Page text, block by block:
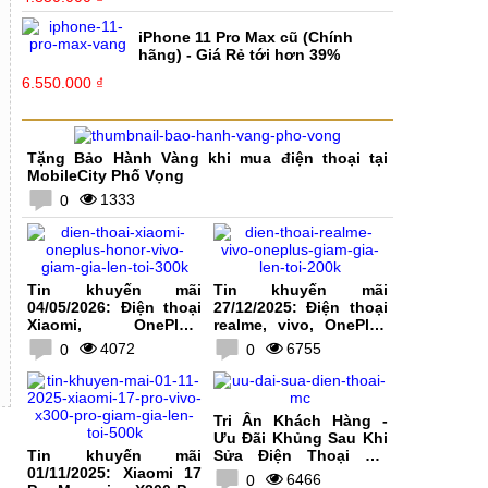
iPhone 11 Pro Max cũ (Chính
hãng) - Giá Rẻ tới hơn 39%
6.550.000 ₫
Tặng Bảo Hành Vàng khi mua điện thoại tại
MobileCity Phố Vọng
0
1333
Tin khuyến mãi
04/05/2026: Điện thoại
Xiaomi, OnePlus,
HONOR, vivo giảm giá
lên tới 300K
0 4072
Tin khuyến mãi
27/12/2025: Điện thoại
realme, vivo, OnePlus
giảm giá lên tới 200K
0 6755
Tin khuyến mãi
01/11/2025: Xiaomi 17
Tri Ân Khách Hàng -
Ưu Đãi Khủng Sau Khi
Sửa Điện Thoại Tại
MobileCity
0 6466